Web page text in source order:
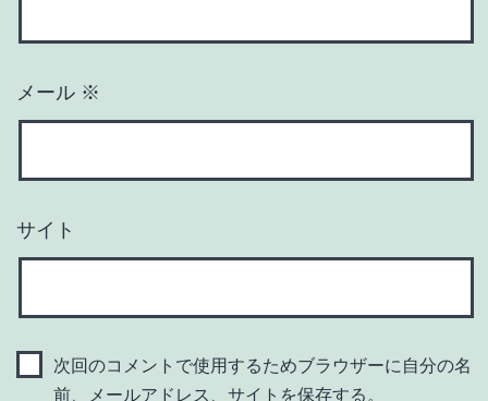
メール ※
サイト
次回のコメントで使用するためブラウザーに自分の名
前、メールアドレス、サイトを保存する。